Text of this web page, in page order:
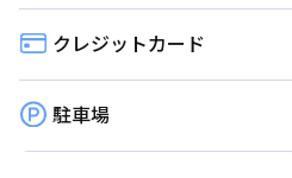
クレジットカード
駐車場